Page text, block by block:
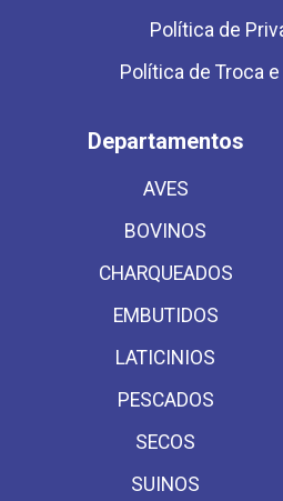
Política de
Política de Troca
Departamentos
AVES
BOVINOS
CHARQUEADOS
EMBUTIDOS
LATICINIOS
PESCADOS
SECOS
SUINOS